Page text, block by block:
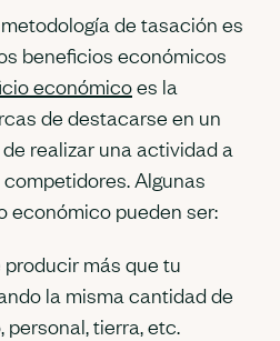
de tasación es
beneficios económicos
económicoes la
de destacarse en un
realizar una actividad a
Algunas
económico pueden ser:
más que tu
la misma cantidad de
personal, tierra, etc.